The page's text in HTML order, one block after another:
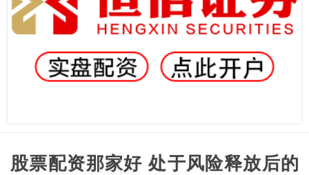
股票配资那家好 处于风险释放后的